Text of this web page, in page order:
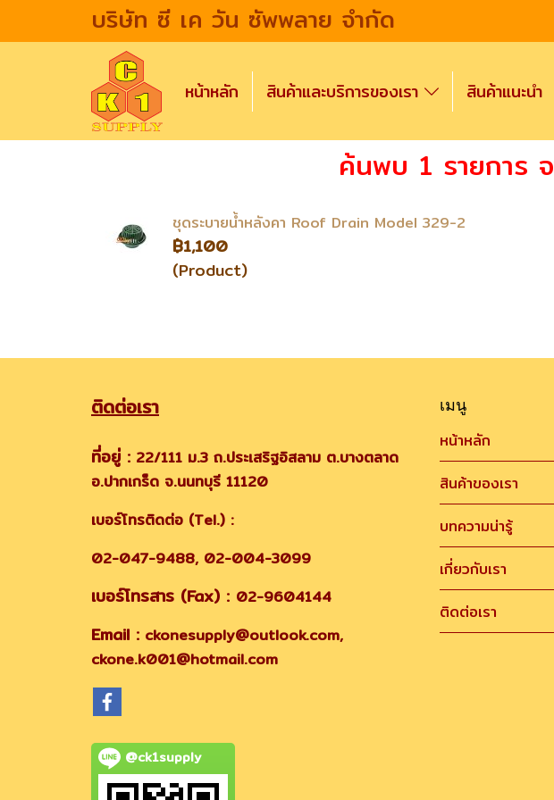
บริษัท ซี เค วัน ซัพพลาย จำกัด
หน้าหลัก สินค้าและบริการของเรา สินค้าแนะนำ
ค้นพบ 1 รายการ
ชุดระบายน้ำหลังคา Roof Drain Model 329-2
฿1,100
(Product)
ติดต่อเรา
ที่อยู่ : 22/111 ม.3 ถ.ประเสริฐอิสลาม ต.บางตลาด
อ.ปากเกร็ด จ.นนทบุรี 11120
เบอร์โทรติดต่อ (Tel.) :
02-047-9488, 02-004-3099
เบอร์โทรสาร (Fax) : 02-9604144
Email : ckonesupply@outlook.com,
ckone.k001@hotmail.com
@ck1supply
เมนู
หน้าหลัก
สินค้าของเรา
บทความน่ารู้
เกี่ยวกับเรา
ติดต่อเรา